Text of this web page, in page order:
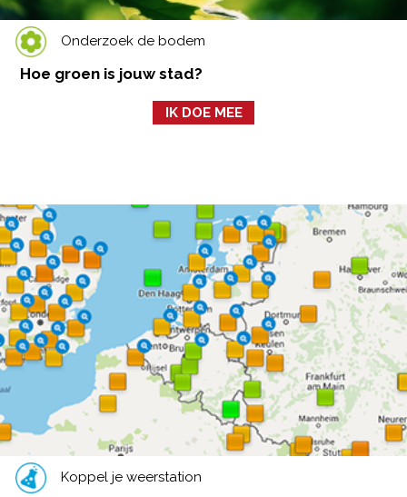
Onderzoek de bodem
Hoe groen is jouw stad?
IK DOE MEE
Koppel je weerstation